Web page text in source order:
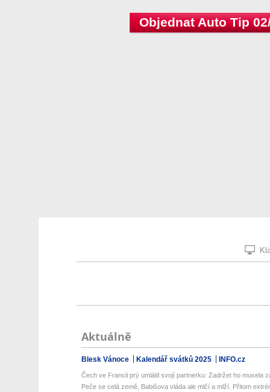
Objednat Auto Tip
Aktuálně
Blesk Vánoce Kalendář svátků 2025 INFO.cz
Čech ve Francii prý umlátil svojí partnerku: Zadržet ho musela
Peče se celá země, Babišova vláda ale mlčí a mlží. Přitom